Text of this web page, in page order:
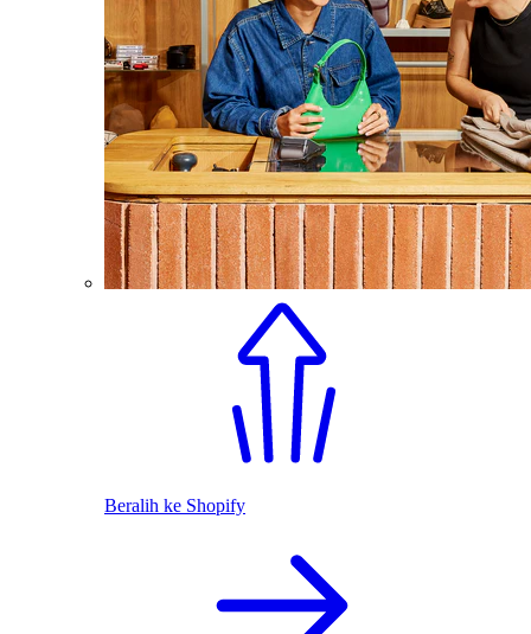
Beralih ke Shopify